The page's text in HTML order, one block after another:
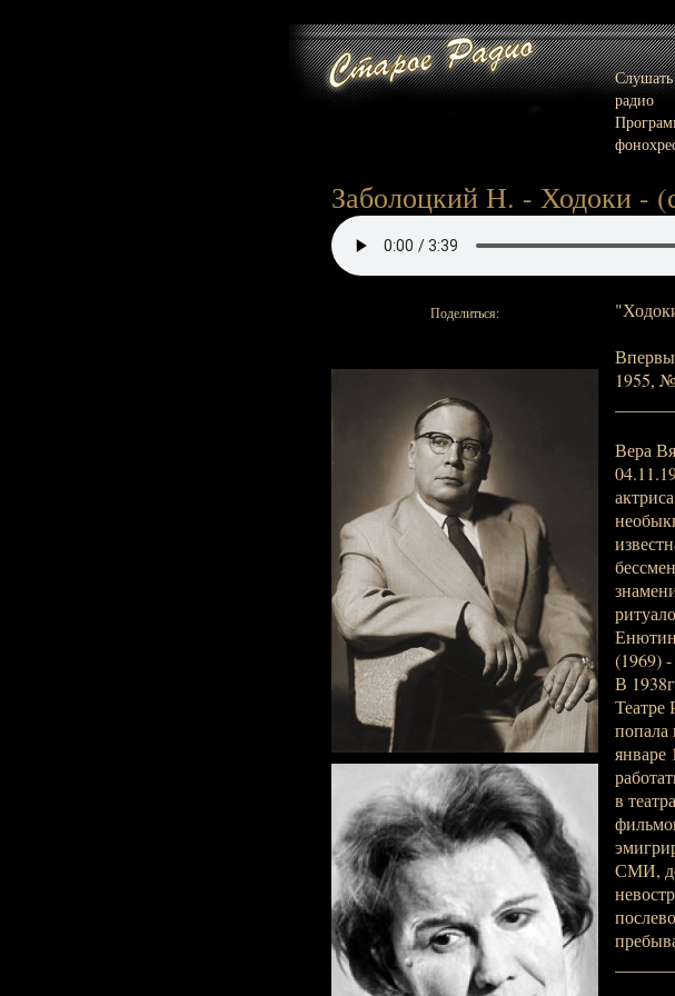
Слушать
радио
Заболоцкий Н. - Ходоки -
Поделиться:
1955,
Вера
(1969)
В
попала
январе
в
СМИ,